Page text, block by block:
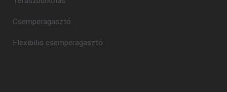
Csemperagasztó
Flexibilis csemperagasztó